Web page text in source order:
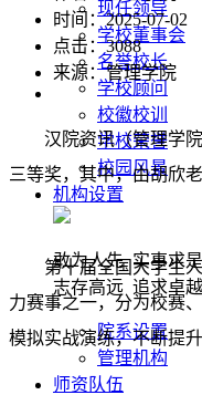
现任领导
学校董事会
名誉校长
学校顾问
校徽校训
学校荣誉
校园风景
机构设置
敢为人先 实事求是
志存高远 追求卓越
院系设置
管理机构
师资队伍
时间：2025-07-02
点击：3088
来源：管理学院
汉院资讯（管理学
三等奖，其中，由胡欣
第十届全国大学生
力赛事之一，分为校赛
模拟实战演练，不断提